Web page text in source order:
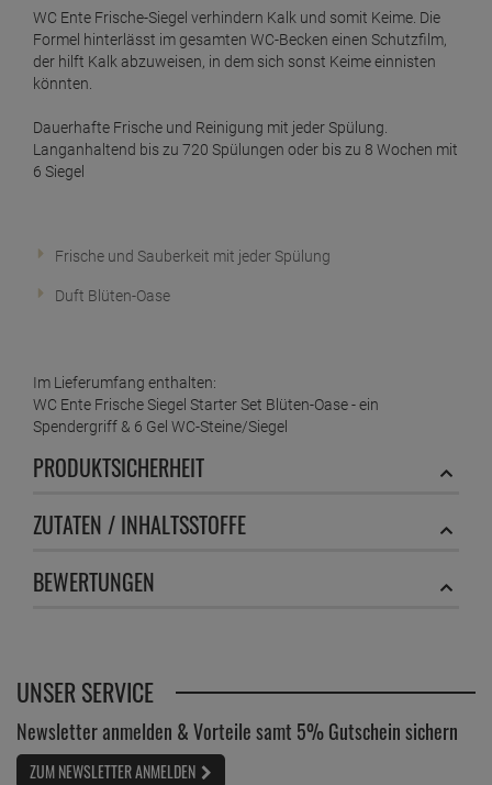
WC Ente Frische-Siegel verhindern Kalk und somit Keime. Die
Formel hinterlässt im gesamten WC-Becken einen Schutzfilm,
der hilft Kalk abzuweisen, in dem sich sonst Keime einnisten
könnten.
Dauerhafte Frische und Reinigung mit jeder Spülung.
Langanhaltend bis zu 720 Spülungen oder bis zu 8 Wochen mit
6 Siegel
Frische und Sauberkeit mit jeder Spülung
Duft Blüten-Oase
Im Lieferumfang enthalten:
WC Ente Frische Siegel Starter Set Blüten-Oase - ein
Spendergriff & 6 Gel WC-Steine/Siegel
PRODUKTSICHERHEIT
ZUTATEN / INHALTSSTOFFE
BEWERTUNGEN
UNSER SERVICE
Newsletter anmelden & Vorteile samt 5% Gutschein sichern
ZUM NEWSLETTER ANMELDEN